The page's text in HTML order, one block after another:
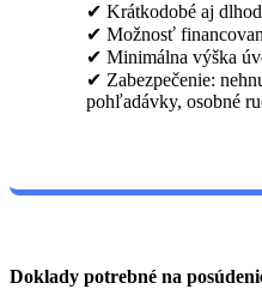
✔ Krátkodobé aj
✔ Možnosť
✔ Minimálna výška
✔ Zabezpečenie:
pohľadávky, osobné
Doklady potrebné na